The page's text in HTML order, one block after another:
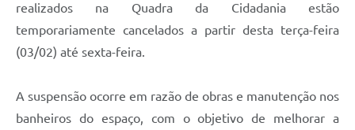
realizados na Quadra da Cidadania estão
temporariamente cancelados a partir desta terça-feira
(03/02) até sexta-feira.
A suspensão ocorre em razão de obras e manutenção nos
banheiros do espaço, com o objetivo de melhorar a